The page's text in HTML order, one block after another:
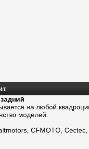
на любой
моделей.
CFMOTO, Cectec,